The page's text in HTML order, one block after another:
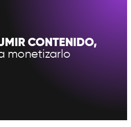
CONTENIDO,
monetizarlo